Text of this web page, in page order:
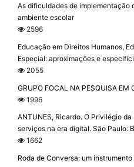
As dificuldades de implementação
ambiente escolar
2596
Educação em Direitos Humanos,
Especial: aproximações e
2055
GRUPO FOCAL NA PESQUISA EM
1996
ANTUNES, Ricardo. O Privilégio
serviços na era digital. São Paulo:
1662
Roda de Conversa: um